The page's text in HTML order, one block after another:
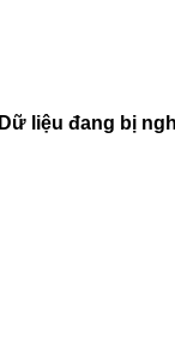
Dữ liệu đang bị